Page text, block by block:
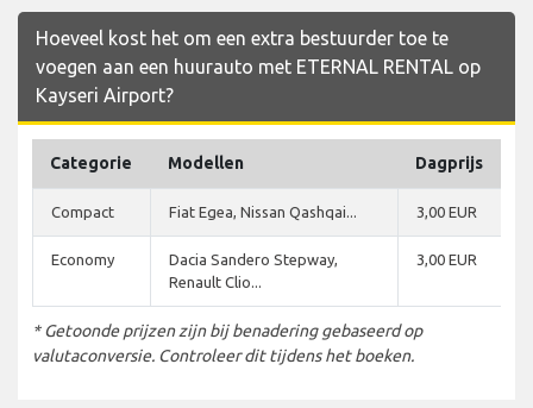
Hoeveel kost het om een extra bestuurder toe te
voegen aan een huurauto met ETERNAL RENTAL op
Kayseri Airport?
Categorie Modellen Dagprijs
Compact Fiat Egea, Nissan Qashqai... 3,00 EUR
Economy
Dacia Sandero Stepway,
Renault Clio...
3,00 EUR
* Getoonde prijzen zijn bij benadering gebaseerd op
valutaconversie. Controleer dit tijdens het boeken.